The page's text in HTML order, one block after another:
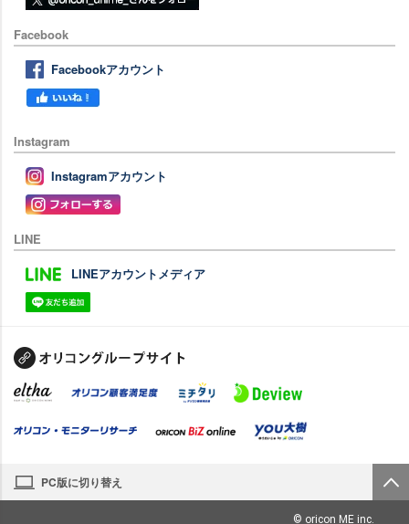
Facebook
Facebookアカウント
Instagram
Instagramアカウント
LINE
LINEアカウントメディア
PC版に切り替え
© oricon ME inc.